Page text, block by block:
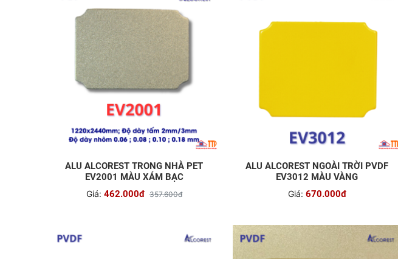
ALU ALCOREST TRONG NHÀ PET
EV2001 MÀU XÁM BẠC
Giá: 462.000đ 357.600đ
ALU ALCOREST NGOÀI TRỜI PVDF
EV3012 MÀU VÀNG
Giá: 670.000đ